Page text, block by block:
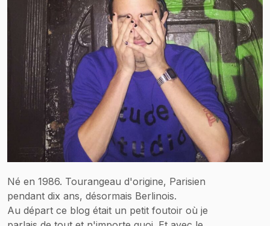
Né en 1986. Tourangeau d'origine, Parisien
pendant dix ans, désormais Berlinois.
Au départ ce blog était un petit foutoir où je